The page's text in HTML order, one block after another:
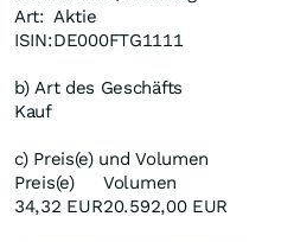
Art: Aktie
ISIN:DE000FTG1111
b) Art des Geschäfts
Kauf
c) Preis(e) und Volumen
Preis(e)
Volumen
34,32 EUR20.592,00 EUR